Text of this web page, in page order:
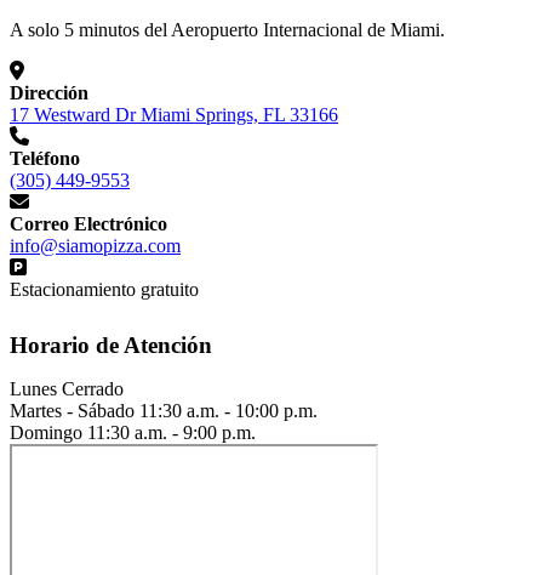
A solo 5 minutos del Aeropuerto Internacional de Miami.
Dirección
17 Westward Dr Miami Springs, FL 33166
Teléfono
(305) 449-9553
Correo Electrónico
info@siamopizza.com
Estacionamiento gratuito
Horario de Atención
Lunes Cerrado
Martes - Sábado 11:30 a.m. - 10:00 p.m.
Domingo 11:30 a.m. - 9:00 p.m.